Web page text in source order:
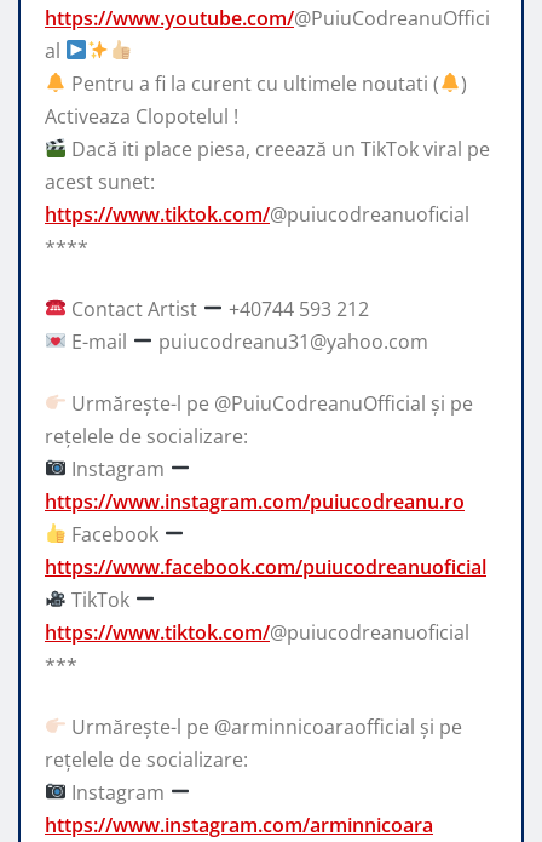
https://www.youtube.com/@PuiuCodreanuOffici
al
Pentru a fi la curent cu ultimele noutati (
)
Activeaza Clopotelul !
Dacă iti place piesa, creează un TikTok viral pe
acest sunet:
https://www.tiktok.com/@puiucodreanuoficial
****
Contact Artist
+40744 593 212
E-mail
puiucodreanu31@yahoo.com
Urmărește-l pe @PuiuCodreanuOfficial și pe
rețelele de socializare:
Instagram
https://www.instagram.com/puiucodreanu.ro
Facebook
https://www.facebook.com/puiucodreanuoficial
TikTok
https://www.tiktok.com/@puiucodreanuoficial
***
Urmărește-l pe @arminnicoaraofficial și pe
rețelele de socializare:
Instagram
https://www.instagram.com/arminnicoara